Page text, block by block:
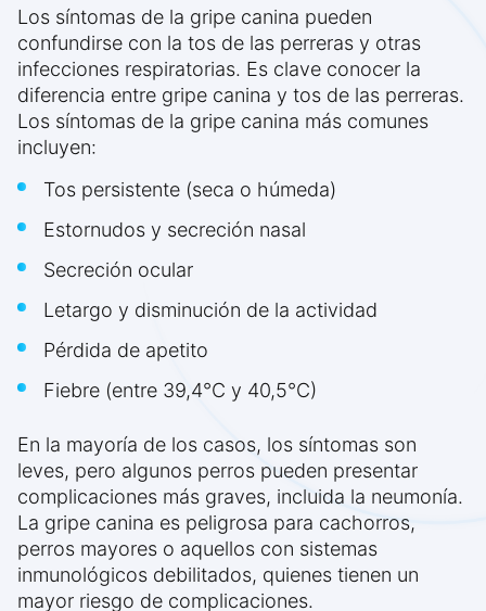
Los síntomas de la gripe canina pueden
confundirse con la tos de las perreras y otras
infecciones respiratorias. Es clave conocer la
diferencia entre gripe canina y tos de las perreras.
Los síntomas de la gripe canina más comunes
incluyen:
Tos persistente (seca o húmeda)
Estornudos y secreción nasal
Secreción ocular
Letargo y disminución de la actividad
Pérdida de apetito
Fiebre (entre 39,4°C y 40,5°C)
En la mayoría de los casos, los síntomas son
leves, pero algunos perros pueden presentar
complicaciones más graves, incluida la neumonía.
La gripe canina es peligrosa para cachorros,
perros mayores o aquellos con sistemas
inmunológicos debilitados, quienes tienen un
mayor riesgo de complicaciones.